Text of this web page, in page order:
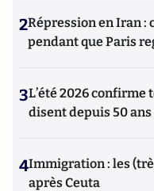
2Répression en Iran :
pendant que Paris
3L’été 2026 confirme
disent depuis 50
4Immigration : les
après Ceuta